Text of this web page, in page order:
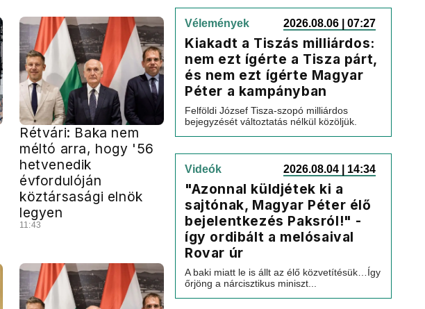
Rétvári: Baka nem
méltó arra, hogy '56
hetvenedik
évfordulóján
köztársasági elnök
legyen
11:43
Vélemények 2026.08.06 | 07:27
Kiakadt a Tiszás milliárdos:
nem ezt ígérte a Tisza párt,
és nem ezt ígérte Magyar
Péter a kampányban
Felföldi József Tisza-szopó milliárdos
bejegyzését változtatás nélkül közöljük.
Videók 2026.08.04 | 14:34
"Azonnal küldjétek ki a
sajtónak, Magyar Péter élő
bejelentkezés Paksról!" -
így ordibált a melósaival
Rovar úr
A baki miatt le is állt az élő közvetítésük…Így
őrjöng a nárcisztikus miniszt...